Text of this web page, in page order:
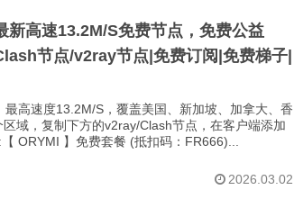
新高速13.2M/S免费节点，免费公益
节点/v2ray节点|免费订阅|免费梯子|
高速度13.2M/S，覆盖美国、新加坡、加拿大、香
域，复制下方的v2ray/Clash节点，在客户端添加
ORYMI 】免费套餐 (抵扣码：FR666)...
2026.03.02